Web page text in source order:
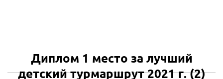
Диплом 1 место за лучший
детский турмаршрут 2021 г. (2)